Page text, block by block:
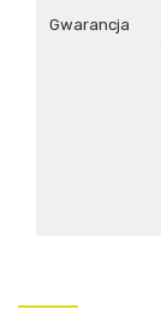
Gwarancja